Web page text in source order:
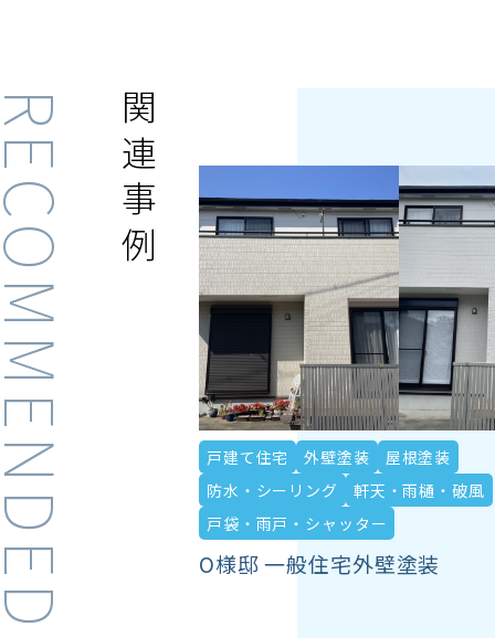
関連事例
戸建て住宅 外壁塗装
屋根塗装
防水・シーリング
軒天・雨樋・破風
戸袋・雨戸・シャッター
O様邸 一般住宅外壁塗装